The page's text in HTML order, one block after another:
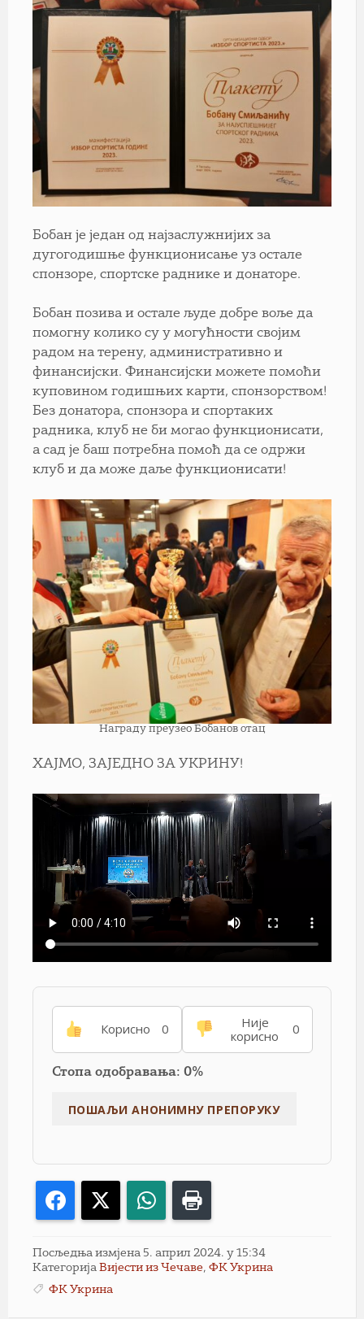
Бобан је један од најзаслужнијих за
дугогодишње функционисање уз остале
спонзоре, спортске раднике и донаторе.
Бобан позива и остале људе добре воље да
помогну колико су у могућности својим
радом на терену, административно и
финансијски. Финансијски можете помоћи
куповином годишњих карти, спонзорством!
Без донатора, спонзора и спортаких
радника, клуб не би могао функционисати,
а сад је баш потребна помоћ да се одржи
клуб и да може даље функционисати!
Награду преузео Бобанов отац
ХАЈМО, ЗАЈЕДНО ЗА УКРИНУ!
Корисно 0
Није
корисно
0
Стопа одобравања: 0%
Facebook WhatsApp
Посљедња измјена 5. април 2024. у 15:34
Категорија Вијести из Чечаве, ФК Укрина
ФК Укрина